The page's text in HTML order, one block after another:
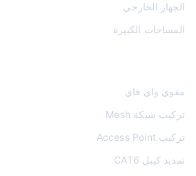
الجهاز الخارجي
المساحات الكبيرة
مقوي واي فاي
تركيب شبكة Mesh
تركيب Access Point
تمديد كيبل CAT6